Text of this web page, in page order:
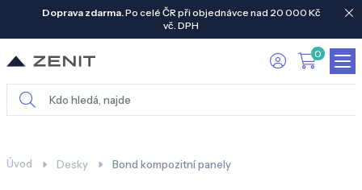
Doprava zdarma.Po celé ČR při objednávce nad 20 000 Kč
vč. DPH
0
Úvod Desky Bond kompozitní panely